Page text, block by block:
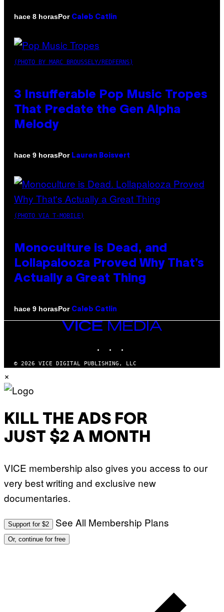
hace 8 horasPor Caleb Catlin
(PHOTO BY MARC BROUSSELY/REDFERNS)
3 Insufferable Pop Music Tropes
That Predate the Gen Alpha
Melody
hace 9 horasPor Lauren Boisvert
(PHOTO VIA T-MOBILE)
Monoculture is Dead, and
Lollapalooza Proved Why That’s
Actually a Great Thing
hace 9 horasPor Caleb Catlin
VICE
MEDIA
© 2026 VICE DIGITAL PUBLISHING, LLC
×
KILL THE ADS FOR
JUST $2 A MONTH
VICE membership also gives you access to our
very best writing and exclusive new
documentaries.
Support for $2 See All Membership Plans
Or, continue for free